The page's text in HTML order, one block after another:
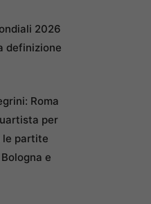
2026
definizione
Roma
per
le partite
e